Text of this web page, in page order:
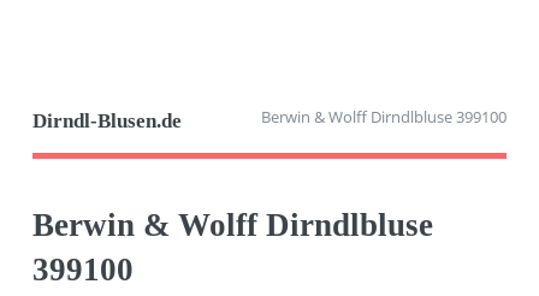
Dirndl-Blusen.de Berwin & Wolff Dirndlbluse 399100
Berwin & Wolff Dirndlbluse
399100